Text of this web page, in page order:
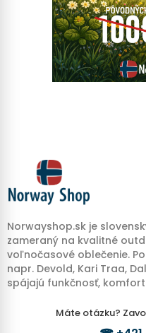
Norwayshop.sk je
zameraný na kvalitné
voľnočasové oblečenie.
napr. Devold, Kari Traa,
spájajú funkčnosť,
Máte otázku?